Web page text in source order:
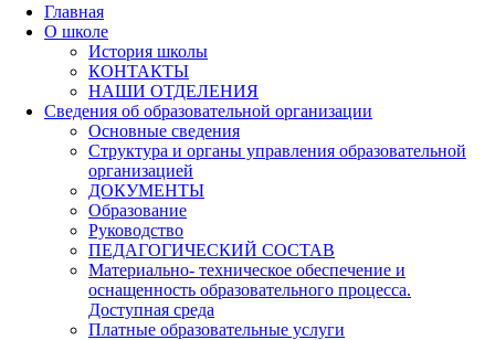
Главная
О школе
История школы
КОНТАКТЫ
НАШИ ОТДЕЛЕНИЯ
Сведения об образовательной организации
Основные сведения
Структура и органы управления образовательной
организацией
ДОКУМЕНТЫ
Образование
Руководство
ПЕДАГОГИЧЕСКИЙ СОСТАВ
Материально- техническое обеспечение и
оснащенность образовательного процесса.
Доступная среда
Платные образовательные услуги